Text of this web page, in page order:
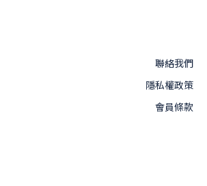
聯絡我們
隱私權政策
會員條款